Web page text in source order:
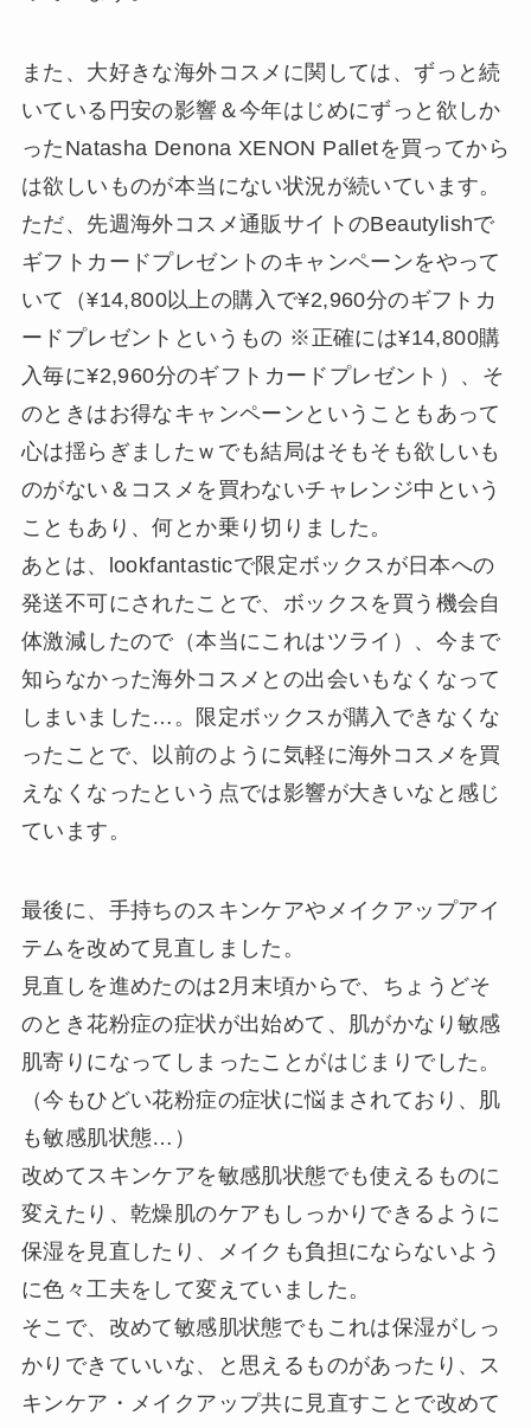
また、大好きな海外コスメに関しては、ずっと続
いている円安の影響＆今年はじめにずっと欲しか
ったNatasha Denona XENON Palletを買ってから
は欲しいものが本当にない状況が続いています。
ただ、先週海外コスメ通販サイトのBeautylishで
ギフトカードプレゼントのキャンペーンをやって
いて（¥14,800以上の購入で¥2,960分のギフトカ
ードプレゼントというもの ※正確には¥14,800購
入毎に¥2,960分のギフトカードプレゼント）、そ
のときはお得なキャンペーンということもあって
心は揺らぎましたｗでも結局はそもそも欲しいも
のがない＆コスメを買わないチャレンジ中という
こともあり、何とか乗り切りました。
あとは、lookfantasticで限定ボックスが日本への
発送不可にされたことで、ボックスを買う機会自
体激減したので（本当にこれはツライ）、今まで
知らなかった海外コスメとの出会いもなくなって
しまいました…。限定ボックスが購入できなくな
ったことで、以前のように気軽に海外コスメを買
えなくなったという点では影響が大きいなと感じ
ています。
最後に、手持ちのスキンケアやメイクアップアイ
テムを改めて見直しました。
見直しを進めたのは2月末頃からで、ちょうどそ
のとき花粉症の症状が出始めて、肌がかなり敏感
肌寄りになってしまったことがはじまりでした。
（今もひどい花粉症の症状に悩まされており、肌
も敏感肌状態…）
改めてスキンケアを敏感肌状態でも使えるものに
変えたり、乾燥肌のケアもしっかりできるように
保湿を見直したり、メイクも負担にならないよう
に色々工夫をして変えていました。
そこで、改めて敏感肌状態でもこれは保湿がしっ
かりできていいな、と思えるものがあったり、ス
キンケア・メイクアップ共に見直すことで改めて